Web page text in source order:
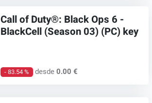
Call of Duty®: Black Ops 6 -
BlackCell (Season 03) (PC) key
- 83.54 % desde0.00 €